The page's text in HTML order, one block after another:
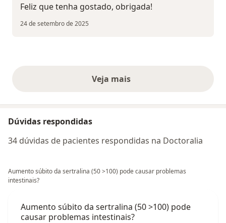
Feliz que tenha gostado, obrigada!
24 de setembro de 2025
Veja maisopiniões acima
Dúvidas respondidas
34 dúvidas de pacientes respondidas na Doctoralia
Aumento súbito da sertralina (50 >100) pode causar problemas
intestinais?
Aumento súbito da sertralina (50 >100) pode
causar problemas intestinais?